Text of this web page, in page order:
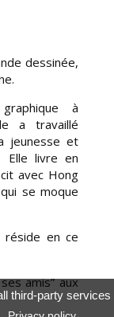
dessinée,
à
a travaillé
jeunesse et
Elle livre en
avec Hong
se moque
réside en ce
amis” aux
third-party services